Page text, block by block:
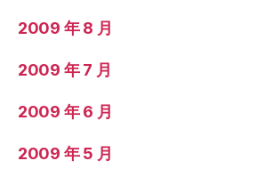
2009 年 8 月
2009 年 7 月
2009 年 6 月
2009 年 5 月